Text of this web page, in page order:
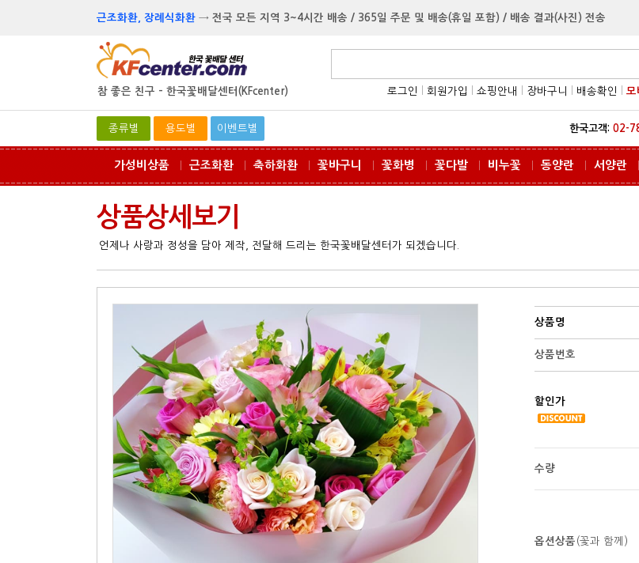
근조화환, 장례식화환 → 전국 모든 지역 3~4시간 배송 / 365일 주문 및 배송(휴일 포함) / 배송 결과(사진) 전송
참 좋은 친구 - 한국꽃배달센터(KFcenter) 로그인 회원가입 쇼핑안내 장바구니 배송확인 모
종류별 용도별 이벤트별 한국고객: 02-
가성비상품 근조화환 축하화환 꽃바구니 꽃화병 꽃다발 비누꽃 동양란 서양란
상품상세보기
언제나 사랑과 정성을 담아 제작, 전달해 드리는 한국꽃배달센터가 되겠습니다.
상품명
상품번호
할인가
수량
옵션상품 (꽃과 함께)